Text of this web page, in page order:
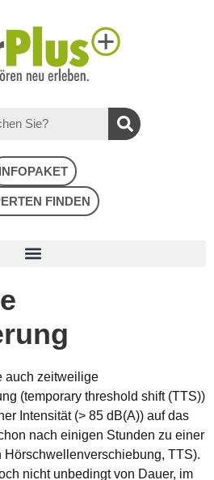
INFOPAKET
FINDEN
auch zeitweilige
(temporary threshold shift (TTS))
Intensität (> 85 dB(A)) auf das
nach einigen Stunden zu einer
Hörschwellenverschiebung, TTS).
nicht unbedingt von Dauer, im